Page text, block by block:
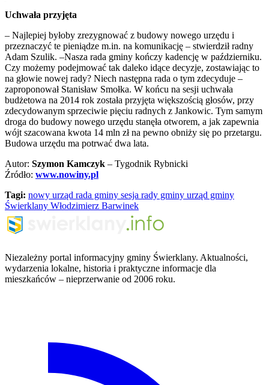
Uchwała przyjęta
– Najlepiej byłoby zrezygnować z budowy nowego urzędu i
przeznaczyć te pieniądze m.in. na komunikację – stwierdził radny
Adam Szulik. –Nasza rada gminy kończy kadencję w październiku.
Czy możemy podejmować tak daleko idące decyzje, zostawiając to
na głowie nowej rady? Niech następna rada o tym zdecyduje –
zaproponował Stanisław Smołka. W końcu na sesji uchwała
budżetowa na 2014 rok została przyjęta większością głosów, przy
zdecydowanym sprzeciwie pięciu radnych z Jankowic. Tym samym
droga do budowy nowego urzędu stanęła otworem, a jak zapewnia
wójt szacowana kwota 14 mln zł na pewno obniży się po przetargu.
Budowa urzędu ma potrwać dwa lata.
Autor: Szymon Kamczyk – Tygodnik Rybnicki
Źródło: www.nowiny.pl
Tagi: nowy urząd rada gminy sesja rady gminy urząd gminy
Świerklany Włodzimierz Barwinek
Niezależny portal informacyjny gminy Świerklany. Aktualności,
wydarzenia lokalne, historia i praktyczne informacje dla
mieszkańców – nieprzerwanie od 2006 roku.